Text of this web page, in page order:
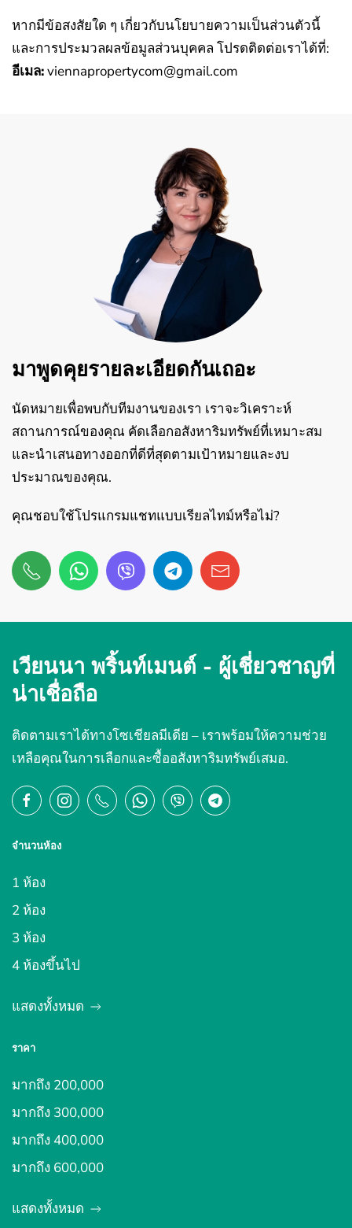
หากมีข้อสงสัยใด ๆ เกี่ยวกับนโยบายความเป็นส่วนตัวนี้
และการประมวลผลข้อมูลส่วนบุคคล โปรดติดต่อเราได้ที่:
อีเมล:viennapropertycom@gmail.com
มาพูดคุยรายละเอียดกันเถอะ
นัดหมายเพื่อพบกับทีมงานของเรา เราจะวิเคราะห์
สถานการณ์ของคุณ คัดเลือกอสังหาริมทรัพย์ที่เหมาะสม
และนำเสนอทางออกที่ดีที่สุดตามเป้าหมายและงบ
ประมาณของคุณ.
คุณชอบใช้โปรแกรมแชทแบบเรียลไทม์หรือไม่?
เวียนนา พริ้นท์เมนต์ - ผู้เชี่ยวชาญที่
น่าเชื่อถือ
ติดตามเราได้ทางโซเชียลมีเดีย – เราพร้อมให้ความช่วย
เหลือคุณในการเลือกและซื้ออสังหาริมทรัพย์เสมอ.
จำนวนห้อง
1 ห้อง
2 ห้อง
3 ห้อง
4 ห้องขึ้นไป
แสดงทั้งหมด
ราคา
มากถึง 200,000
มากถึง 300,000
มากถึง 400,000
มากถึง 600,000
แสดงทั้งหมด